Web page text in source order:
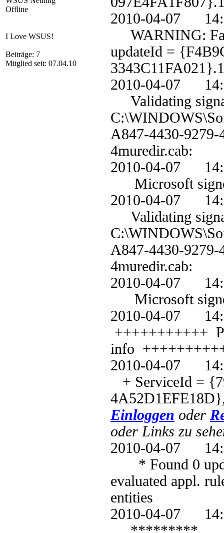
Offline
I Love WSUS!
Beiträge: 7
Mitglied seit: 07.04.10
2010-04-07
WARNING:
updateId =
2010-04-07
Validating
A847-4430-
4muredir.cab:
2010-04-07
Microsoft
2010-04-07
Validating
A847-4430-
4muredir.cab:
2010-04-07
Microsoft
2010-04-07
+++++++++++
info
2010-04-07
+ ServiceId =
Einloggen oder
oder Links zu
2010-04-07
* Found 0
evaluated appl.
entities
2010-04-07